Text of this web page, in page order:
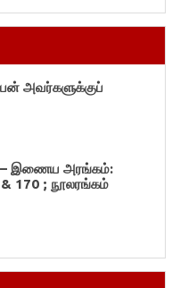
அவர்களுக்குப்
– இணைய அரங்கம்:
170 ; நூலரங்கம்